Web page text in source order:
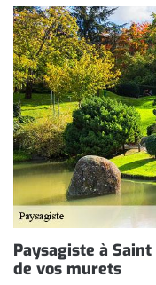
Paysagiste à
de vos murets